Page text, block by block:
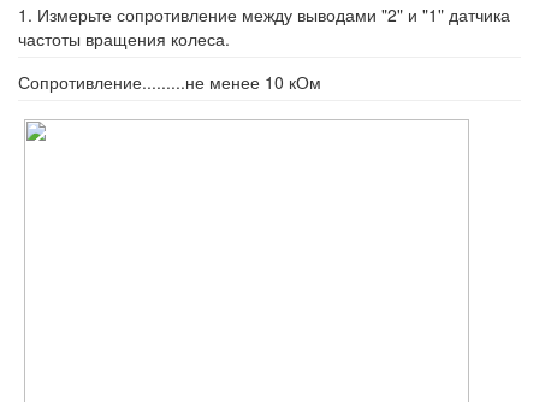
1. Измерьте сопротивление между выводами "2" и "1" датчика
частоты вращения колеса.
Сопротивление.........не менее 10 кОм